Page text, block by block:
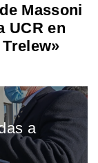
Massoni
UCR en
a